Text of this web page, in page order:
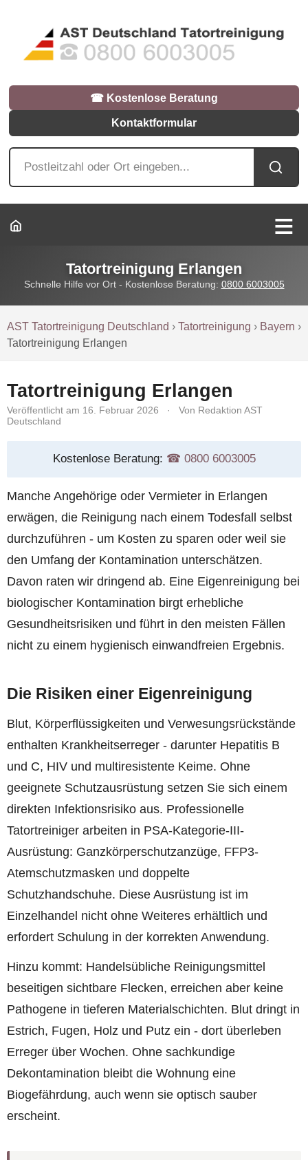
☎︎ Kostenlose Beratung
Kontaktformular
Tatortreinigung Erlangen
Schnelle Hilfe vor Ort - Kostenlose Beratung: 0800 6003005
AST Tatortreinigung Deutschland ›Tatortreinigung › Bayern ›
Tatortreinigung Erlangen
Tatortreinigung Erlangen
Veröffentlicht am 16. Februar 2026 ·
Von Redaktion AST
Deutschland
Kostenlose Beratung: ☎︎ 0800 6003005
Manche Angehörige oder Vermieter in Erlangen
erwägen, die Reinigung nach einem Todesfall selbst
durchzuführen - um Kosten zu sparen oder weil sie
den Umfang der Kontamination unterschätzen.
Davon raten wir dringend ab. Eine Eigenreinigung bei
biologischer Kontamination birgt erhebliche
Gesundheitsrisiken und führt in den meisten Fällen
nicht zu einem hygienisch einwandfreien Ergebnis.
Die Risiken einer Eigenreinigung
Blut, Körperflüssigkeiten und Verwesungsrückstände
enthalten Krankheitserreger - darunter Hepatitis B
und C, HIV und multiresistente Keime. Ohne
geeignete Schutzausrüstung setzen Sie sich einem
direkten Infektionsrisiko aus. Professionelle
Tatortreiniger arbeiten in PSA-Kategorie-III-
Ausrüstung: Ganzkörperschutzanzüge, FFP3-
Atemschutzmasken und doppelte
Schutzhandschuhe. Diese Ausrüstung ist im
Einzelhandel nicht ohne Weiteres erhältlich und
erfordert Schulung in der korrekten Anwendung.
Hinzu kommt: Handelsübliche Reinigungsmittel
beseitigen sichtbare Flecken, erreichen aber keine
Pathogene in tieferen Materialschichten. Blut dringt in
Estrich, Fugen, Holz und Putz ein - dort überleben
Erreger über Wochen. Ohne sachkundige
Dekontamination bleibt die Wohnung eine
Biogefährdung, auch wenn sie optisch sauber
erscheint.